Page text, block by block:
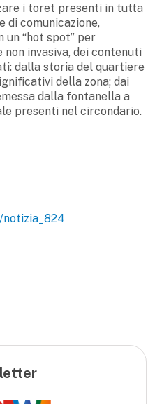
i toret presenti in tutta
di comunicazione,
“hot spot” per
invasiva, dei contenuti
dalla storia del quartiere
della zona; dai
dalla fontanella a
presenti nel circondario.